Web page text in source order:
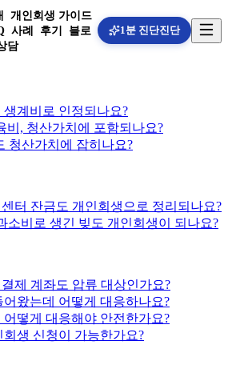
개인회생 가이드
사례 후기
블로
담
1분 진단진단
계비로 인정되나요?
비, 청산가치에 포함되나요?
청산가치에 잡히나요?
터 잔금도 개인회생으로 정리되나요?
소비로 생긴 빚도 개인회생이 되나요?
제 계좌도 압류 대상인가요?
왔는데 어떻게 대응하나요?
떻게 대응해야 안전한가요?
생 신청이 가능한가요?